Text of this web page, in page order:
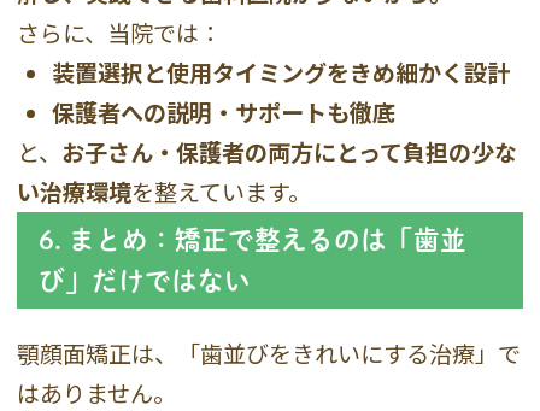
さらに、当院では：
装置選択と使用タイミングをきめ細かく設計
保護者への説明・サポートも徹底
と、 お子さん・保護者の両方にとって負担の少な
い治療環境を整えています。
6. まとめ：矯正で整えるのは「歯並
び」だけではない
顎顔面矯正は、「歯並びをきれいにする治療」で
はありません。